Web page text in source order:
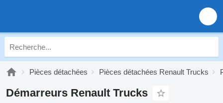
Pièces détachées Pièces détachées Renault Trucks
Démarreurs Renault Trucks